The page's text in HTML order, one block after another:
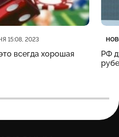
15:08, 2023
всегда хорошая
РФ